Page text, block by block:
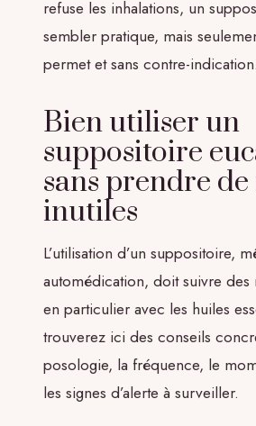
refuse les inhalations, un
sembler pratique, mais
permet et sans contre-indication.
Bien utiliser un
suppositoire
sans prendre
inutiles
L’utilisation d’un suppositoire,
automédication, doit suivre des
en particulier avec les huiles
trouverez ici des conseils
posologie, la fréquence, le
les signes d’alerte à surveiller.